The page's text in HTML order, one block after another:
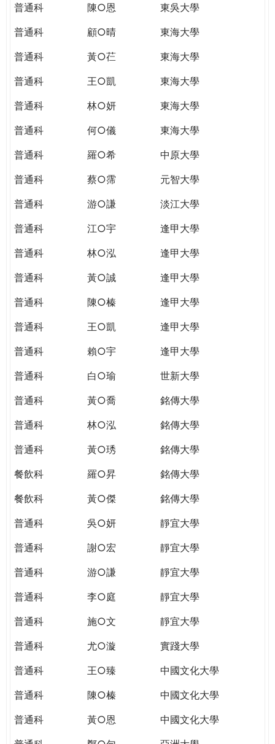
普通科
陳○恩
東吳大學
普通科
顧○晴
東海大學
普通科
黃○芢
東海大學
普通科
王○凱
東海大學
普通科
林○妍
東海大學
普通科
何○儀
東海大學
普通科
羅○希
中原大學
普通科
蔡○霈
元智大學
普通科
游○謙
淡江大學
普通科
江○宇
逢甲大學
普通科
林○泓
逢甲大學
普通科
黃○誠
逢甲大學
普通科
陳○榛
逢甲大學
普通科
王○凱
逢甲大學
普通科
賴○宇
逢甲大學
普通科
白○瑜
世新大學
普通科
黃○喬
銘傳大學
普通科
林○泓
銘傳大學
普通科
黃○琇
銘傳大學
餐飲科
羅○昇
銘傳大學
餐飲科
黃○傑
銘傳大學
普通科
吳○妍
靜宜大學
普通科
謝○宏
靜宜大學
普通科
游○謙
靜宜大學
普通科
李○庭
靜宜大學
普通科
施○文
靜宜大學
普通科
尤○漩
實踐大學
普通科
王○臻
中國文化大學
普通科
陳○榛
中國文化大學
普通科
黃○恩
中國文化大學